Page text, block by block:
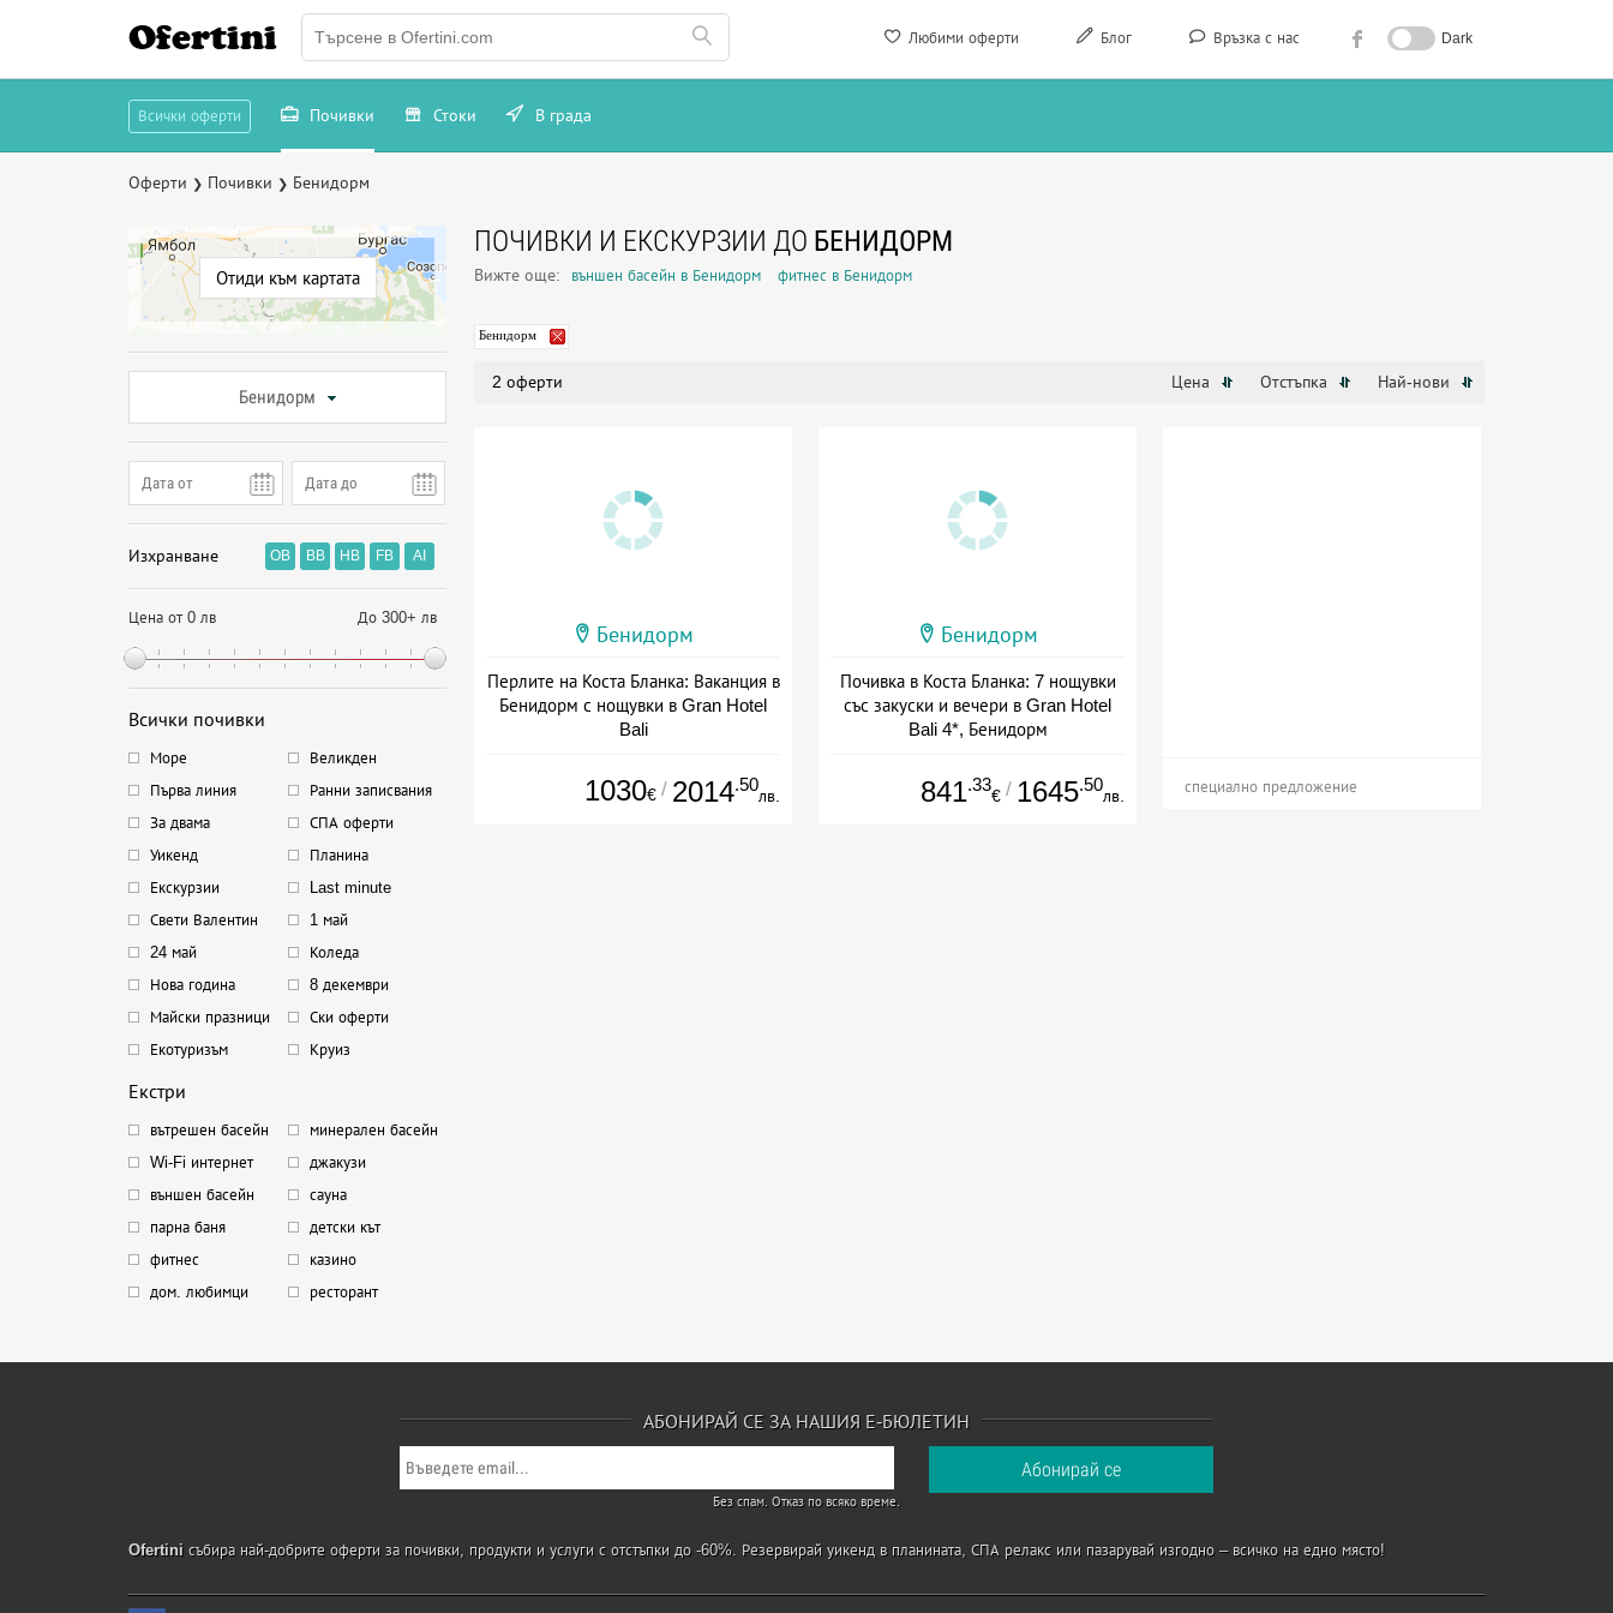
Любими оферти Блог Връзка с нас Dark
Ofertini
Всички оферти Почивки Стоки В града
Оферти ❯ Почивки ❯ Бенидорм
Отиди към картата
Бенидорм
Изхранване OB BB HB FB AI
Цена от 0 лв До 300+ лв
Всички почивки
Море
Великден
Първа линия
Ранни записвания
За двама
СПА оферти
Уикенд
Планина
Екскурзии
Last minute
Свети Валентин
1 май
24 май
Коледа
Нова година
8 декември
Майски празници
Ски оферти
Екотуризъм
Круиз
Екстри
вътрешен басейн
минерален басейн
Wi-Fi интернет
джакузи
външен басейн
сауна
парна баня
детски кът
фитнес
казино
дом. любимци
ресторант
ПОЧИВКИ И ЕКСКУРЗИИ ДО БЕНИДОРМ
Вижте още: външен басейн в Бенидорм фитнес в Бенидорм
Бенидорм
2 оферти Цена Отстъпка Най-нови
Бенидорм
Перлите на Коста Бланка: Ваканция в
Бенидорм с нощувки в Gran Hotel
Bali
1030€ / 2014.50
лв.
Бенидорм
Почивка в Коста Бланка: 7 нощувки
със закуски и вечери в Gran Hotel
Bali 4*, Бенидорм
841.33
€ / 1645.50
лв. специално предложение
АБОНИРАЙ СЕ ЗА НАШИЯ Е-БЮЛЕТИН
Без спам. Отказ по всяко време.
Ofertini събира най-добрите оферти за почивки, продукти и услуги с отстъпки до -60%. Резервирай уикенд в планината, СПА релакс или пазарувай изгодно – всичко на едно място!